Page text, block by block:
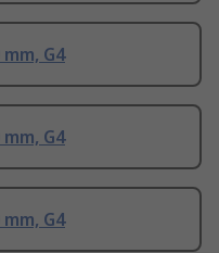
G4
G4
G4